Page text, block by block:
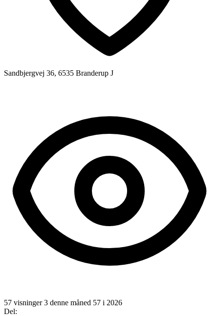
Sandbjergvej 36, 6535 Branderup J
57 visninger3 denne måned 57 i 2026
Del: